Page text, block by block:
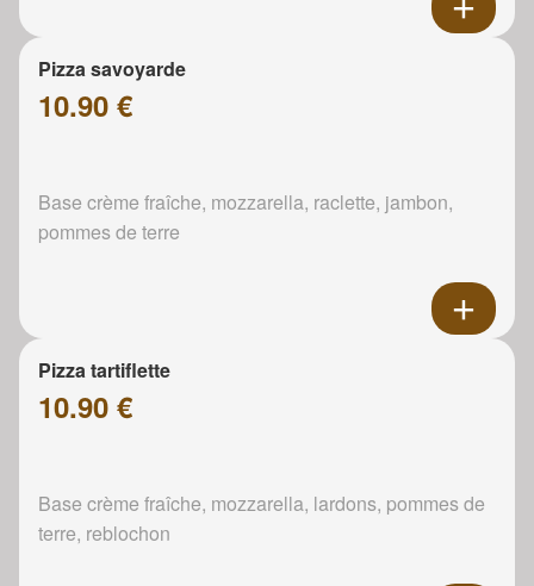
Pizza savoyarde
10.90 €
Base crème fraîche, mozzarella, raclette, jambon,
pommes de terre
Pizza tartiflette
10.90 €
Base crème fraîche, mozzarella, lardons, pommes de
terre, reblochon